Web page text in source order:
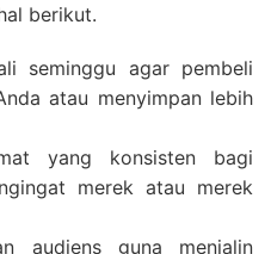
berikut.
seminggu agar pembeli
atau menyimpan lebih
yang konsisten bagi
merek atau merek
audiens guna menjalin